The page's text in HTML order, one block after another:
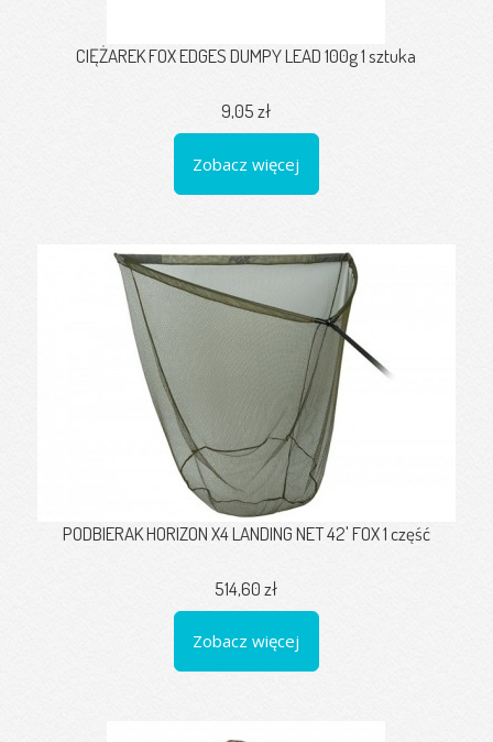
CIĘŻAREK FOX EDGES DUMPY LEAD 100g 1 sztuka
9,05 zł
Zobacz więcej
PODBIERAK HORIZON X4 LANDING NET 42' FOX 1 część
514,60 zł
Zobacz więcej